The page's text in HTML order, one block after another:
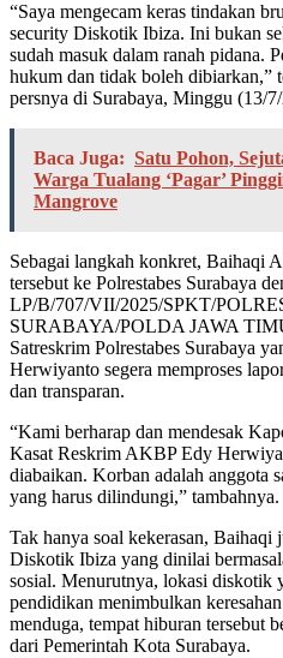
“Saya mengecam keras tindakan
security Diskotik Ibiza. Ini bukan
sudah masuk dalam ranah pidana.
hukum dan tidak boleh dibiarkan,”
persnya di Surabaya, Minggu (13/
Baca Juga: Satu Pohon,
Warga Tualang ‘Pagar’
Mangrove
Sebagai langkah konkret, Baihaqi
tersebut ke Polrestabes Surabaya
LP/B/707/VII/2025/SPKT/
SURABAYA/POLDA JAWA
Satreskrim Polrestabes Surabaya
Herwiyanto segera memproses
dan transparan.
“Kami berharap dan mendesak
Kasat Reskrim AKBP Edy
diabaikan. Korban adalah anggota
yang harus dilindungi,” tambahnya.
Tak hanya soal kekerasan, Baihaqi
Diskotik Ibiza yang dinilai
sosial. Menurutnya, lokasi diskotik
pendidikan menimbulkan
menduga, tempat hiburan tersebut
dari Pemerintah Kota Surabaya.